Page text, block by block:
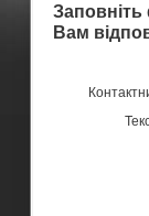
Заповніть
Вам